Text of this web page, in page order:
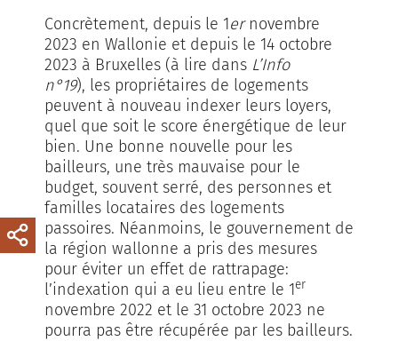
Concrètement, depuis le 1ernovembre
2023 en Wallonie et depuis le 14 octobre
2023 à Bruxelles (à lire dans L’Info
n°19), les propriétaires de logements
peuvent à nouveau indexer leurs loyers,
quel que soit le score énergétique de leur
bien. Une bonne nouvelle pour les
bailleurs, une très mauvaise pour le
budget, souvent serré, des personnes et
familles locataires des logements
passoires. Néanmoins, le gouvernement de
la région wallonne a pris des mesures
pour éviter un effet de rattrapage:
l’indexation qui a eu lieu entre le 1er
novembre 2022 et le 31 octobre 2023 ne
pourra pas être récupérée par les bailleurs.